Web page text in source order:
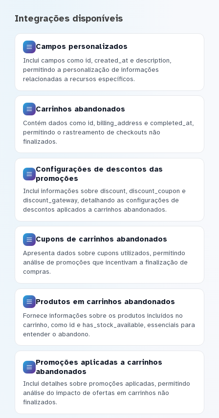
Integrações disponíveis
Campos personalizados
Inclui campos como id, created_at e description,
permitindo a personalização de informações
relacionadas a recursos específicos.
Carrinhos abandonados
Contém dados como id, billing_address e completed_at,
permitindo o rastreamento de checkouts não
finalizados.
Configurações de descontos das
promoções
Inclui informações sobre discount, discount_coupon e
discount_gateway, detalhando as configurações de
descontos aplicados a carrinhos abandonados.
Cupons de carrinhos abandonados
Apresenta dados sobre cupons utilizados, permitindo
análise de promoções que incentivam a finalização de
compras.
Produtos em carrinhos abandonados
Fornece informações sobre os produtos incluídos no
carrinho, como id e has_stock_available, essenciais para
entender o abandono.
Promoções aplicadas a carrinhos
abandonados
Inclui detalhes sobre promoções aplicadas, permitindo
análise do impacto de ofertas em carrinhos não
finalizados.